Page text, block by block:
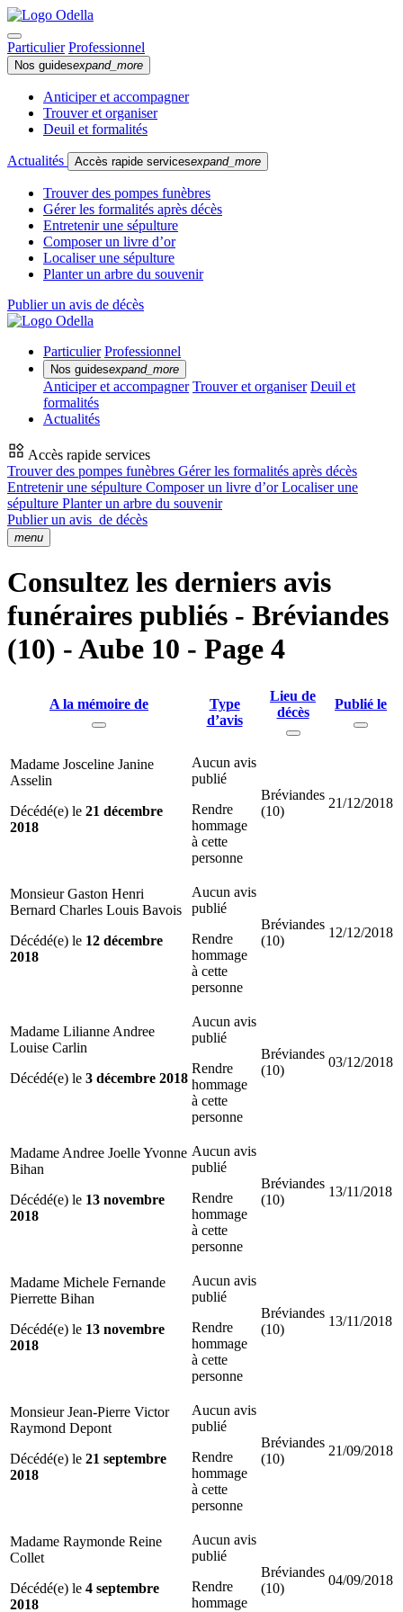
Particulier Professionnel
Nos guidesexpand_more
Anticiper et accompagner
Trouver et organiser
Deuil et formalités
Actualités Accès rapide servicesexpand_more
Trouver des pompes funèbres
Gérer les formalités après décès
Entretenir une sépulture
Composer un livre d’or
Localiser une sépulture
Planter un arbre du souvenir
Publier un avis de décès
Particulier Professionnel
Nos guidesexpand_more
Anticiper et accompagner Trouver et organiser Deuil et
formalités
Actualités
Accès rapide services
Trouver des pompes funèbres Gérer les formalités après décès
Entretenir une sépulture Composer un livre d’orLocaliser une
sépulture Planter un arbre du souvenir
Publier un avis de décès
menu
Consultez les derniers avis
funéraires publiés - Bréviandes
(10) - Aube 10 - Page 4
A la mémoire de
Type
d’avis
Lieu de
décès
Publié le
Madame Josceline Janine
Asselin
Décédé(e) le 21 décembre
2018
Aucun avis
publié
Rendre
hommage
à cette
personne
Bréviandes
(10)
21/12/2018
Monsieur Gaston Henri
Bernard Charles Louis Bavois
Décédé(e) le 12 décembre
2018
Aucun avis
publié
Rendre
hommage
à cette
personne
Bréviandes
(10)
12/12/2018
Madame Lilianne Andree
Louise Carlin
Décédé(e) le 3 décembre 2018
Aucun avis
publié
Rendre
hommage
à cette
personne
Bréviandes
(10)
03/12/2018
Madame Andree Joelle Yvonne
Bihan
Décédé(e) le 13 novembre
2018
Aucun avis
publié
Rendre
hommage
à cette
personne
Bréviandes
(10)
13/11/2018
Madame Michele Fernande
Pierrette Bihan
Décédé(e) le 13 novembre
2018
Aucun avis
publié
Rendre
hommage
à cette
personne
Bréviandes
(10)
13/11/2018
Monsieur Jean-Pierre Victor
Raymond Depont
Décédé(e) le 21 septembre
2018
Aucun avis
publié
Rendre
hommage
à cette
personne
Bréviandes
(10)
21/09/2018
Madame Raymonde Reine
Collet
Décédé(e) le 4 septembre
2018
Aucun avis
publié
Rendre
hommage
Bréviandes
(10)
04/09/2018